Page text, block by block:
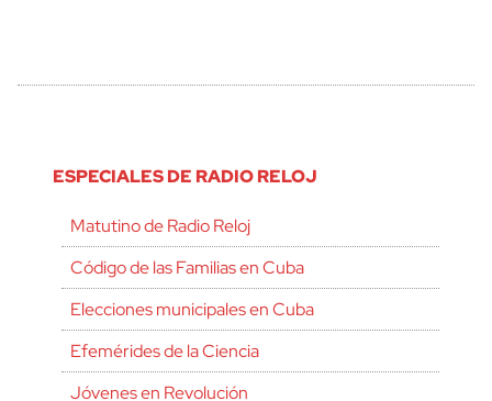
ESPECIALES DE RADIO RELOJ
Matutino de Radio Reloj
Código de las Familias en Cuba
Elecciones municipales en Cuba
Efemérides de la Ciencia
Jóvenes en Revolución